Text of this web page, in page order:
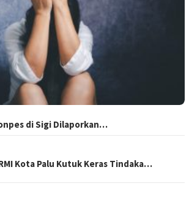
di Sigi Dilaporkan…
Kota Palu Kutuk Keras Tindaka…